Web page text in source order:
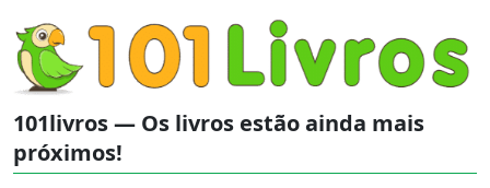
101livros — Os livros estão ainda mais
próximos!